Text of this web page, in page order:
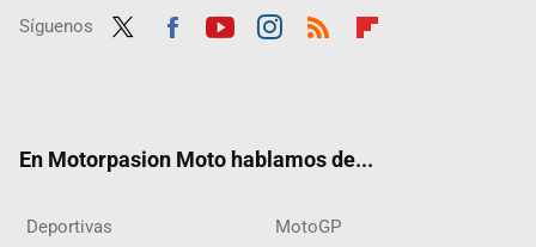
Síguenos
En Motorpasion Moto hablamos de...
Deportivas MotoGP